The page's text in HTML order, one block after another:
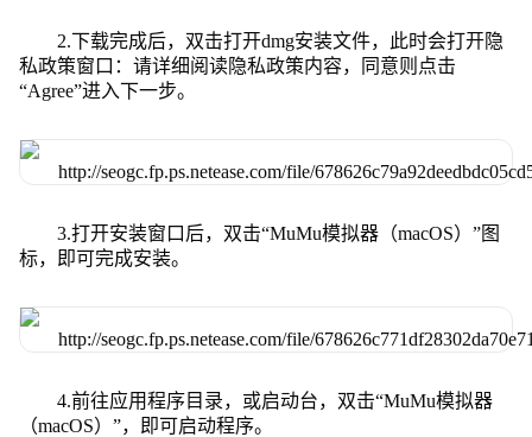
2.下载完成后，双击打开dmg安装文件，此时会打开隐
私政策窗口：请详细阅读隐私政策内容，同意则点击
“Agree”进入下一步。
3.打开安装窗口后，双击“MuMu模拟器（macOS）”图
标，即可完成安装。
4.前往应用程序目录，或启动台，双击“MuMu模拟器
（macOS）”，即可启动程序。